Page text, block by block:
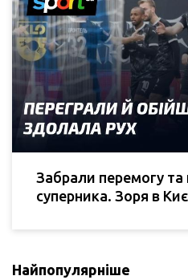
Забрали перемогу
суперника. Зоря в
Найпопулярніше